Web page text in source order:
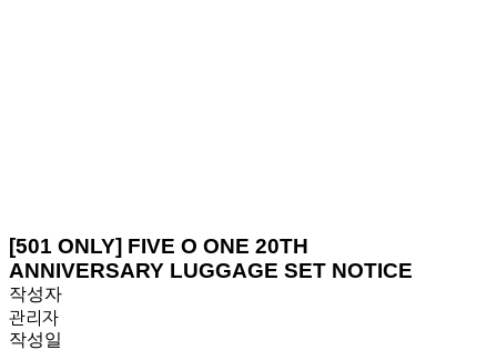
[501 ONLY] FIVE O ONE 20TH
ANNIVERSARY LUGGAGE SET NOTICE
작성자
관리자
작성일